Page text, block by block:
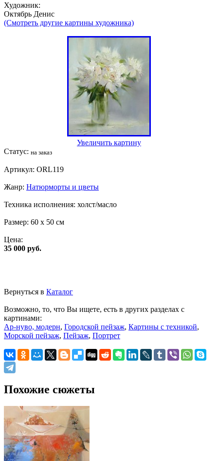
Художник:
Октябрь Денис
(Смотреть другие картины художника)
Увеличить картину
Статус: на заказ
Артикул: ORL119
Жанр: Натюрморты и цветы
Техника исполнения: холст/масло
Размер: 60 x 50 см
Цена:
35 000 руб.
Вернуться в Каталог
Возможно, то, что Вы ищете, есть в других разделах с
картинами:
Ар-нуво, модерн, Городской пейзаж, Картины с техникой,
Морской пейзаж, Пейзаж, Портрет
Похожие сюжеты